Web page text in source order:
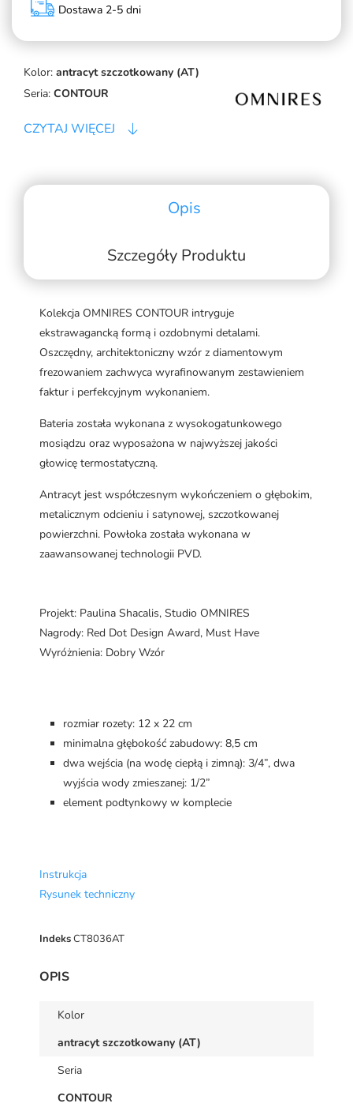
Kolor: antracyt szczotkowany (AT)
Seria: CONTOUR
CZYTAJ WIĘCEJ
Dostawa 2-5 dni
Opis
Szczegóły Produktu
Kolekcja OMNIRES CONTOUR intryguje
ekstrawagancką formą i ozdobnymi detalami.
Oszczędny, architektoniczny wzór z diamentowym
frezowaniem zachwyca wyrafinowanym zestawieniem
faktur i perfekcyjnym wykonaniem.
Bateria została wykonana z wysokogatunkowego
mosiądzu oraz wyposażona w najwyższej jakości
głowicę termostatyczną.
Antracyt jest współczesnym wykończeniem o głębokim,
metalicznym odcieniu i satynowej, szczotkowanej
powierzchni. Powłoka została wykonana w
zaawansowanej technologii PVD.
Projekt: Paulina Shacalis, Studio OMNIRES
Nagrody: Red Dot Design Award, Must Have
Wyróżnienia: Dobry Wzór
rozmiar rozety: 12 x 22 cm
minimalna głębokość zabudowy: 8,5 cm
dwa wejścia (na wodę ciepłą i zimną): 3/4”, dwa
wyjścia wody zmieszanej: 1/2”
element podtynkowy w komplecie
Instrukcja
Rysunek techniczny
IndeksCT8036AT
OPIS
Kolor
antracyt szczotkowany (AT)
Seria
CONTOUR